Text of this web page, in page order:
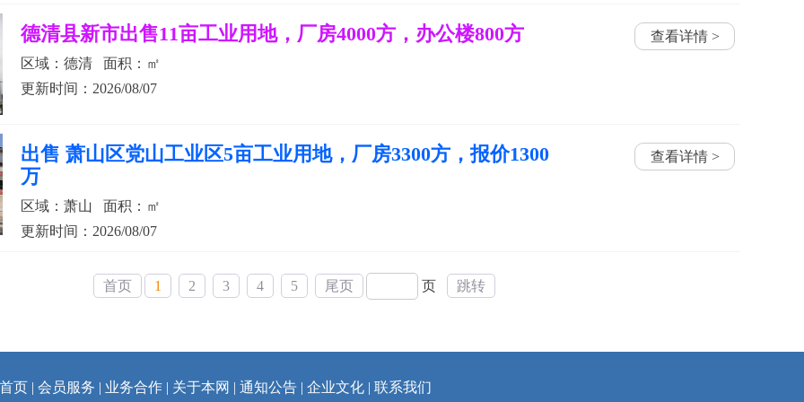
德清县新市出售11亩工业用地，厂房4000方，办公楼800方
区域：德清 面积：㎡
更新时间：2026/08/07
查看详情 >
出售 萧山区党山工业区5亩工业用地，厂房3300方，报价1300
万
区域：萧山 面积：㎡
更新时间：2026/08/07
查看详情 >
首页 1 2 3 4 5 尾页 页 跳转
页 | 会员服务 | 业务合作 | 关于本网 | 通知公告 | 企业文化 | 联系我们